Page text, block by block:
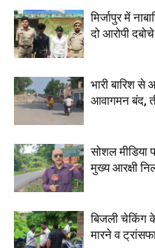
मिर्जापुर में
दो आरोपी
भारी बारिश से
आवागमन बंद,
सोशल मीडिया
मुख्य आरक्षी
बिजली चेकिंग
मारने व